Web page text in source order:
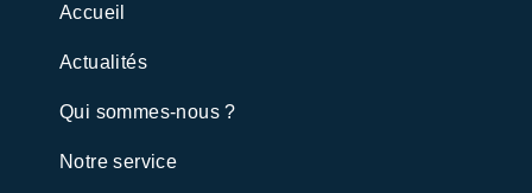
Accueil
Actualités
Qui sommes-nous ?
Notre service